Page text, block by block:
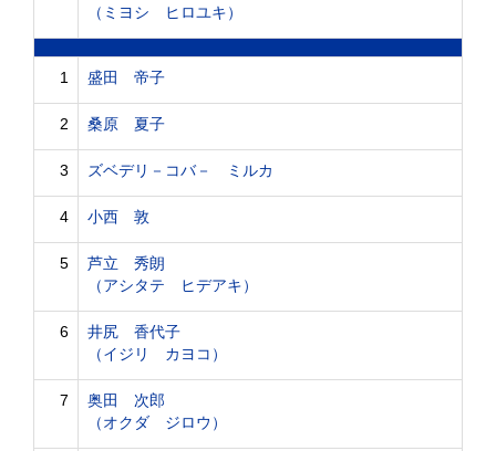
（ミヨシ ヒロユキ）
1 盛田 帝子
2 桑原 夏子
3 ズベデリ－コバ－ ミルカ
4 小西 敦
5
芦立 秀朗
（アシタテ ヒデアキ）
6
井尻 香代子
（イジリ カヨコ）
7
奥田 次郎
（オクダ ジロウ）